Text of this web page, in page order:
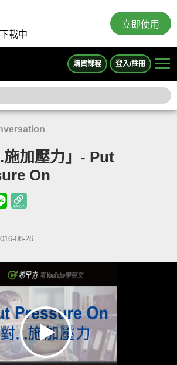
載中
立即使用
購買課程 登入/註冊
施加壓力」- Put
On
08-26